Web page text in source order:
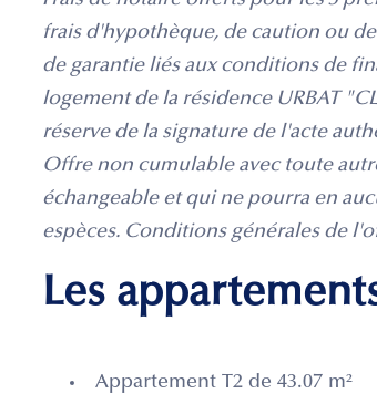
frais d'hypothèque, de caution ou
de garantie liés aux conditions de
logement de la résidence URBAT
réserve de la signature de l'acte
Offre non cumulable avec toute
échangeable et qui ne pourra en
espèces. Conditions générales de
Les
Appartement T2 de 43.07 m²